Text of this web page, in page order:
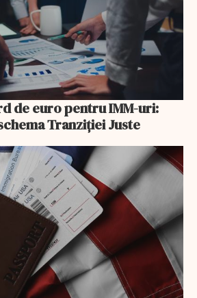
de euro pentru IMM-uri:
Tranziției Juste